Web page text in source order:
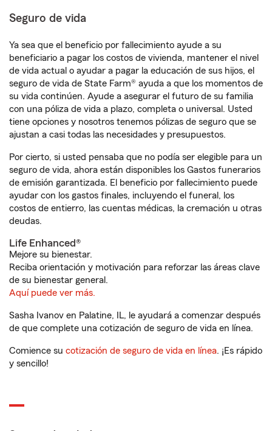
Seguro de vida
Ya sea que el beneficio por fallecimiento ayude a su
beneficiario a pagar los costos de vivienda, mantener el nivel
de vida actual o ayudar a pagar la educación de sus hijos, el
seguro de vida de State Farm® ayuda a que los momentos de
su vida continúen. Ayude a asegurar el futuro de su familia
con una póliza de vida a plazo, completa o universal. Usted
tiene opciones y nosotros tenemos pólizas de seguro que se
ajustan a casi todas las necesidades y presupuestos.
Por cierto, si usted pensaba que no podía ser elegible para un
seguro de vida, ahora están disponibles los Gastos funerarios
de emisión garantizada. El beneficio por fallecimiento puede
ayudar con los gastos finales, incluyendo el funeral, los
costos de entierro, las cuentas médicas, la cremación u otras
deudas.
Life Enhanced®
Mejore su bienestar.
Reciba orientación y motivación para reforzar las áreas clave
de su bienestar general.
Aquí puede ver más.
Sasha Ivanov en Palatine, IL, le ayudará a comenzar después
de que complete una cotización de seguro de vida en línea.
Comience su cotización de seguro de vida en línea. ¡Es rápido
y sencillo!